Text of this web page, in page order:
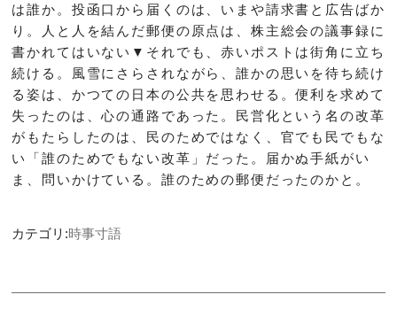
は誰か。投函口から届くのは、いまや請求書と広告ばか
り。人と人を結んだ郵便の原点は、株主総会の議事録に
書かれてはいない▼それでも、赤いポストは街角に立ち
続ける。風雪にさらされながら、誰かの思いを待ち続け
る姿は、かつての日本の公共を思わせる。便利を求めて
失ったのは、心の通路であった。民営化という名の改革
がもたらしたのは、民のためではなく、官でも民でもな
い「誰のためでもない改革」だった。届かぬ手紙がい
ま、問いかけている。誰のための郵便だったのかと。
カテゴリ:時事寸語